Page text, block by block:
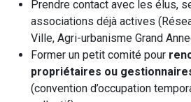
Prendre contact avec les élus,
associations déjà actives
Ville, Agri-urbanisme Grand
Former un petit comité pour
propriétaires ou
(convention d’occupation